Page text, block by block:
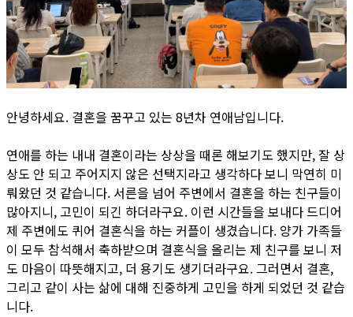
안녕하세요. 결혼을 꿈꾸고 있는 8년차 연애남입니다.
연애를 하는 내내 결혼이라는 상상을 때론 해보기도 했지만, 잘 상
상도 안 되고 주어지지 않은 선택지라고 생각하다 보니 막연히 미
뤄왔던 것 같습니다. 서른을 넘어 주변에서 결혼을 하는 친구들이
많아지니, 고민이 되긴 하더라구요. 이런 시간들을 보내다 드디어
제 주변에도 퀴어 결혼식을 하는 커플이 생겼습니다. 양가 가족들
이 모두 참석해서 축하받으며 결혼식을 올리는 제 친구를 보니 저
도 마음이 따뜻해지고, 더 용기도 생기더라구요. 그러면서 결혼,
그리고 같이 사는 삶에 대해 진중하게 고민을 하게 되었던 것 같습
니다.